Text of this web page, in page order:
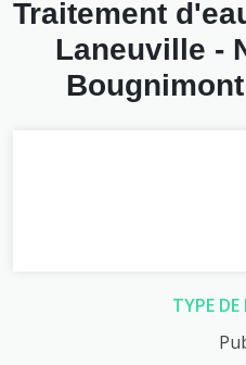
Traitement
Laneuville -
TYPE